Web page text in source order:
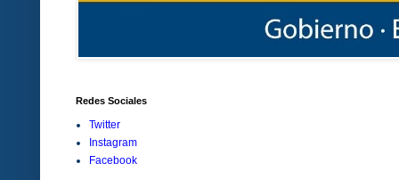
Redes Sociales
Twitter
Instagram
Facebook